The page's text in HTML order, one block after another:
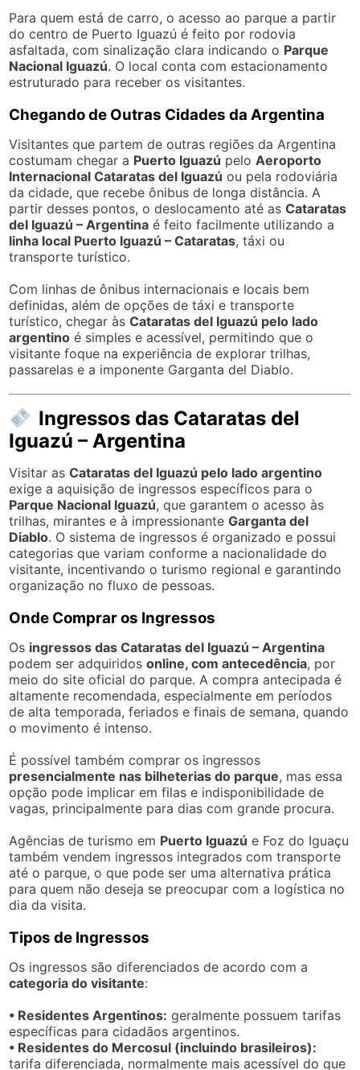
Para quem está de carro, o acesso ao parque a partir
do centro de Puerto Iguazú é feito por rodovia
asfaltada, com sinalização clara indicando o Parque
Nacional Iguazú. O local conta com estacionamento
estruturado para receber os visitantes.
Chegando de Outras Cidades da Argentina
Visitantes que partem de outras regiões da Argentina
costumam chegar a Puerto Iguazú peloAeroporto
Internacional Cataratas del Iguazú ou pela rodoviária
da cidade, que recebe ônibus de longa distância. A
partir desses pontos, o deslocamento até asCataratas
del Iguazú – Argentina é feito facilmente utilizando a
linha local Puerto Iguazú – Cataratas, táxi ou
transporte turístico.
Com linhas de ônibus internacionais e locais bem
definidas, além de opções de táxi e transporte
turístico, chegar àsCataratas del Iguazú pelo lado
argentino é simples e acessível, permitindo que o
visitante foque na experiência de explorar trilhas,
passarelas e a imponente Garganta del Diablo.
Ingressos das Cataratas del
Iguazú – Argentina
Visitar asCataratas del Iguazú pelo lado argentino
exige a aquisição de ingressos específicos para o
Parque Nacional Iguazú, que garantem o acesso às
trilhas, mirantes e à impressionanteGarganta del
Diablo. O sistema de ingressos é organizado e possui
categorias que variam conforme a nacionalidade do
visitante, incentivando o turismo regional e garantindo
organização no fluxo de pessoas.
Onde Comprar os Ingressos
Os ingressos das Cataratas del Iguazú – Argentina
podem ser adquiridosonline, com antecedência, por
meio do site oficial do parque. A compra antecipada é
altamente recomendada, especialmente em períodos
de alta temporada, feriados e finais de semana, quando
o movimento é intenso.
É possível também comprar os ingressos
presencialmente nas bilheterias do parque, mas essa
opção pode implicar em filas e indisponibilidade de
vagas, principalmente para dias com grande procura.
Agências de turismo em Puerto Iguazú e Foz do Iguaçu
também vendem ingressos integrados com transporte
até o parque, o que pode ser uma alternativa prática
para quem não deseja se preocupar com a logística no
dia da visita.
Tipos de Ingressos
Os ingressos são diferenciados de acordo com a
categoria do visitante:
• Residentes Argentinos: geralmente possuem tarifas
específicas para cidadãos argentinos.
• Residentes do Mercosul (incluindo brasileiros):
tarifa diferenciada, normalmente mais acessível do que